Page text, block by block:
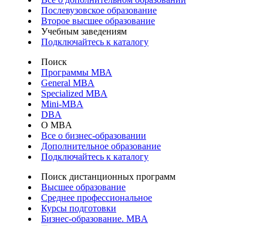
Послевузовское образование
Второе высшее образование
Учебным заведениям
Подключайтесь к каталогу
Поиск
Программы МВА
General MBA
Specialized MBA
Mini-MBA
DBA
О MBA
Все о бизнес-образовании
Дополнительное образование
Подключайтесь к каталогу
Поиск дистанционных программ
Высшее образование
Среднее профессиональное
Курсы подготовки
Бизнес-образование. MBA